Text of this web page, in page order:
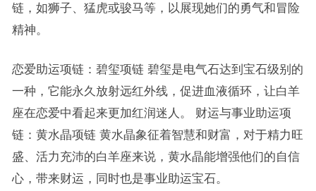
链，如狮子、猛虎或骏马等，以展现她们的勇气和冒险
精神。
恋爱助运项链：碧玺项链 碧玺是电气石达到宝石级别的
一种，它能永久放射远红外线，促进血液循环，让白羊
座在恋爱中看起来更加红润迷人。 财运与事业助运项
链：黄水晶项链 黄水晶象征着智慧和财富，对于精力旺
盛、活力充沛的白羊座来说，黄水晶能增强他们的自信
心，带来财运，同时也是事业助运宝石。